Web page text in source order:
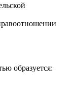
образуется: